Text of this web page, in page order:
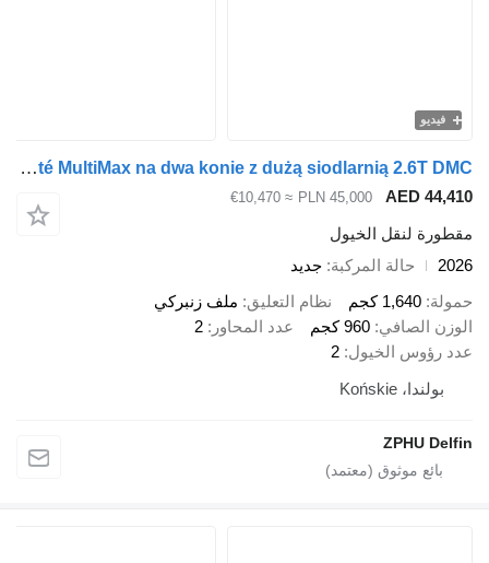
Cheval Liberté MultiMax na dwa konie z dużą siodlarnią 2.6T DMC
AED
PLN 45,000
≈ €10,470
لنقل الخيول
حالة المركبة جديد
1,640 كجم نظام التعليق ملف زنبركي
الصافي 960 كجم عدد المحاور 2
الخيول
2
ZPHU